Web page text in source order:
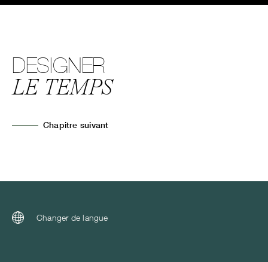
DESIGNER
LE TEMPS
Chapitre suivant
Changer de langue